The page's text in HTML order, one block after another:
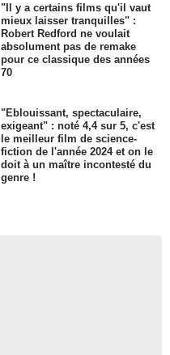
"Il y a certains films qu'il vaut
mieux laisser tranquilles" :
Robert Redford ne voulait
absolument pas de remake
pour ce classique des années
70
"Eblouissant, spectaculaire,
exigeant" : noté 4,4 sur 5, c'est
le meilleur film de science-
fiction de l'année 2024 et on le
doit à un maître incontesté du
genre !